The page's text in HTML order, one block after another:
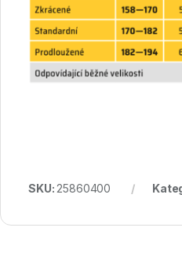
SKU: 25860400